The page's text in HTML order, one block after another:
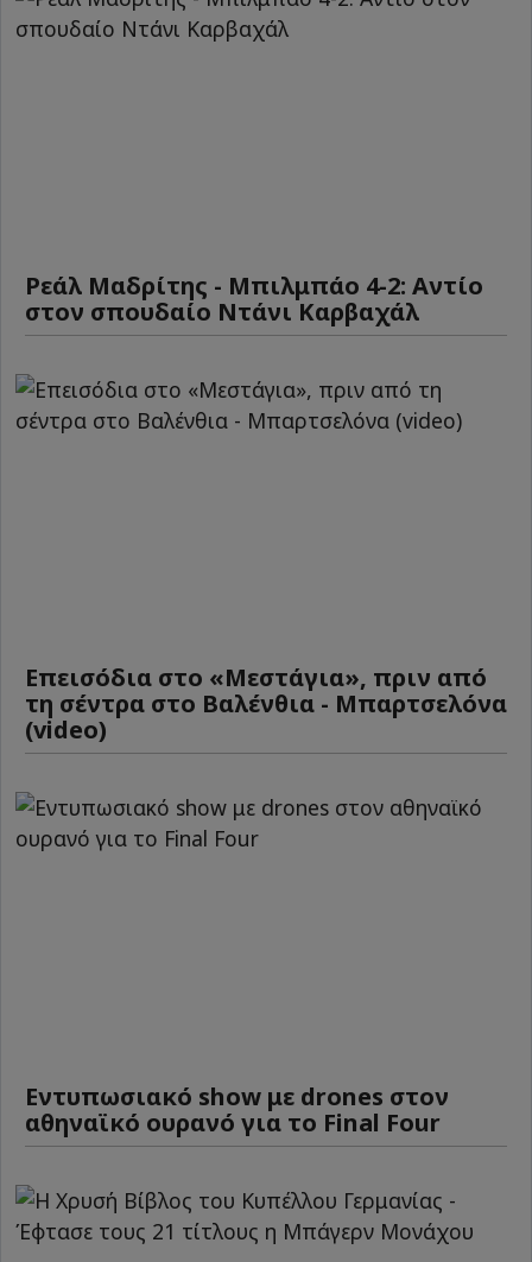
Ρεάλ Μαδρίτης - Μπιλμπάο 4-2: Αντίο
στον σπουδαίο Ντάνι Καρβαχάλ
Επεισόδια στο «Μεστάγια», πριν από
τη σέντρα στο Βαλένθια - Μπαρτσελόνα
(video)
Εντυπωσιακό show με drones στον
αθηναϊκό ουρανό για το Final Four